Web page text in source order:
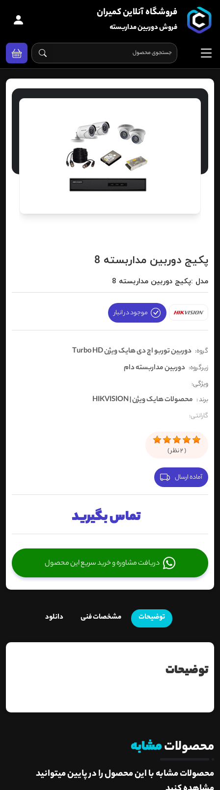
فروشگاه آنلاین کمیران
فروش دوربین مداربسته
پکیج دوربین مداربسته 8
مدل :پکیج دوربین مداربسته 8
موجود در انبار
گروه: دوربین توربو اچ دی هایک ویژن Turbo HD
زیرگروه: دوربین مداربسته دام
ویژگی:
برند : محصولات هایک ویژن | HIKVISION
گارانتی:
(
2نظر )
آماده ارسال
تماس بگیرید
دریافت مشاوره و خرید سریع این محصول
توضیحات مشخصات فنی دانلود
توضیحات
محصولاتمشابه
محصولات مشابه با این محصول را در پایین میتوانید